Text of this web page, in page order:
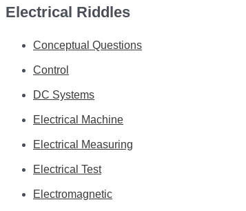
Electrical Riddles
Conceptual Questions
Control
DC Systems
Electrical Machine
Electrical Measuring
Electrical Test
Electromagnetic